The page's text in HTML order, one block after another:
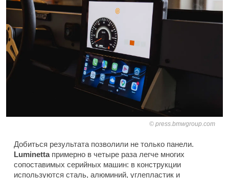
press.bmwgroup.com
Добиться результата позволили не только панели.
Luminettaпримерно в четыре раза легче многих
сопоставимых серийных машин: в конструкции
используются сталь, алюминий, углепластик и